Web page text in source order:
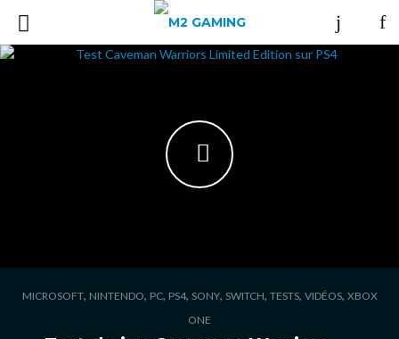
MICROSOFT, NINTENDO, PC, PS4, SONY, SWITCH, TESTS, VIDÉOS, XBOX
ONE